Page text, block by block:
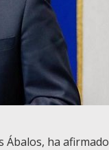
Ábalos, ha